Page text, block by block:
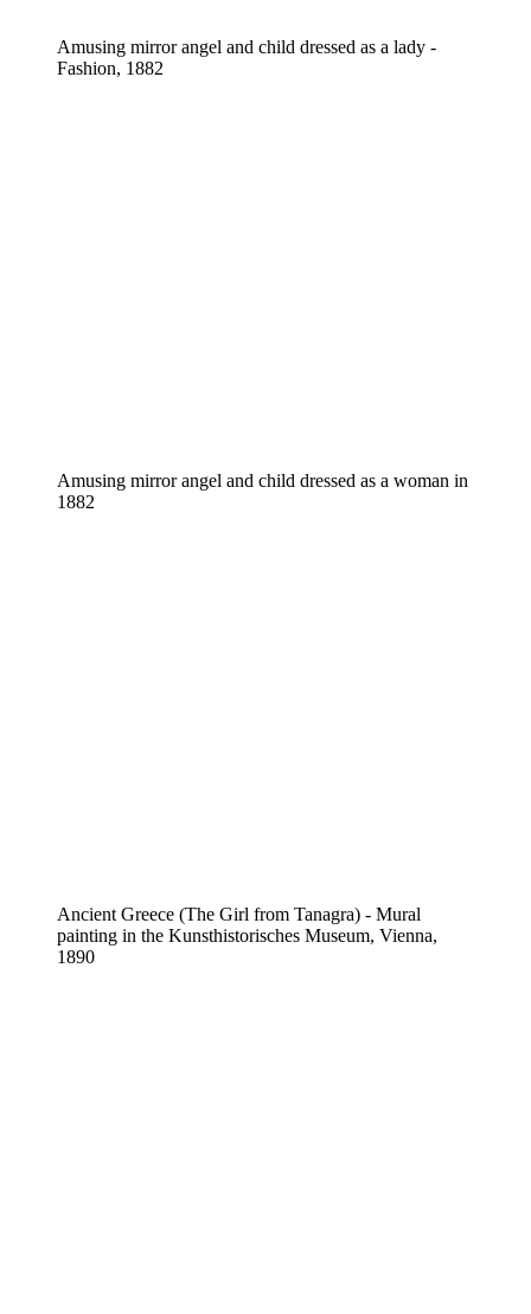
Amusing mirror angel and child dressed as a lady -
Fashion, 1882
Amusing mirror angel and child dressed as a woman in
1882
Ancient Greece (The Girl from Tanagra) - Mural
painting in the Kunsthistorisches Museum, Vienna,
1890